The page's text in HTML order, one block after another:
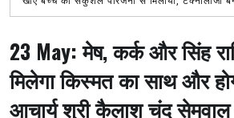
23 May: मेष, कर्क और सिंह
मिलेगा किस्मत का साथ और
आचार्य श्री कैलाश चंद सेमवाल